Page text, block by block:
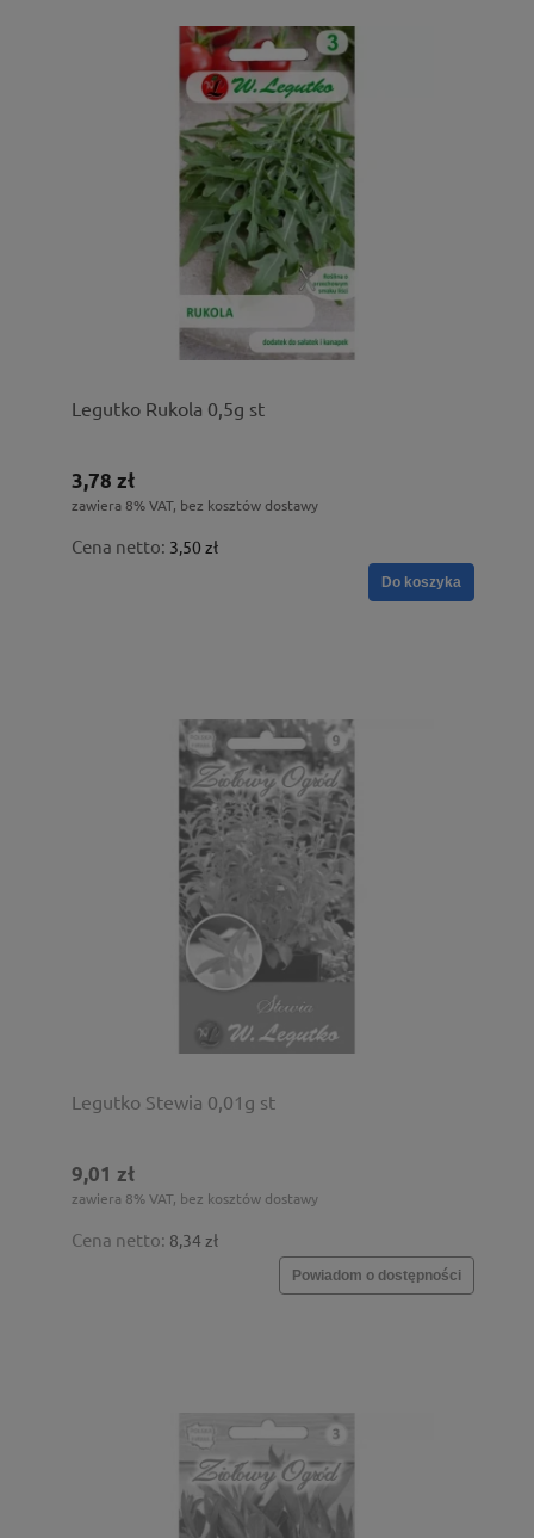
Legutko Rukola 0,5g st
3,78 zł
zawiera 8% VAT, bez kosztów dostawy
Cena netto: 3,50 zł
Do koszyka
Legutko Stewia 0,01g st
9,01 zł
zawiera 8% VAT, bez kosztów dostawy
Cena netto: 8,34 zł
Powiadom o dostępności